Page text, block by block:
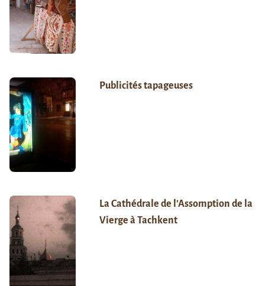
Publicités tapageuses
La Cathédrale de l’Assomption de la
Vierge à Tachkent